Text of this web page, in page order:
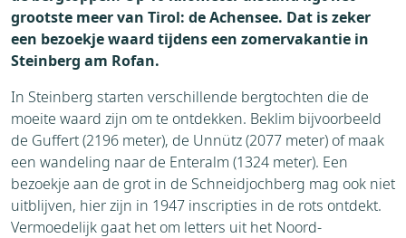
grootste meer van Tirol: de Achensee. Dat is zeker
een bezoekje waard tijdens een zomervakantie in
Steinberg am Rofan.
In Steinberg starten verschillende bergtochten die de
moeite waard zijn om te ontdekken. Beklim bijvoorbeeld
de Guffert (2196 meter), de Unnütz (2077 meter) of maak
een wandeling naar de Enteralm (1324 meter). Een
bezoekje aan de grot in de Schneidjochberg mag ook niet
uitblijven, hier zijn in 1947 inscripties in de rots ontdekt.
Vermoedelijk gaat het om letters uit het Noord-